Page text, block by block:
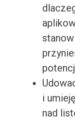
i
nad